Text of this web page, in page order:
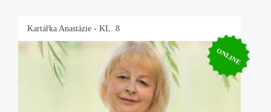
Kartářka Anastázie - KL. 8
ONLINE
Kartářka Anastázie